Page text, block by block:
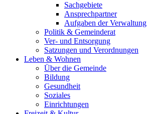
Sachgebiete
Ansprechpartner
Aufgaben der Verwaltung
Politik & Gemeinderat
Ver- und Entsorgung
Satzungen und Verordnungen
Leben & Wohnen
Über die Gemeinde
Bildung
Gesundheit
Soziales
Einrichtungen